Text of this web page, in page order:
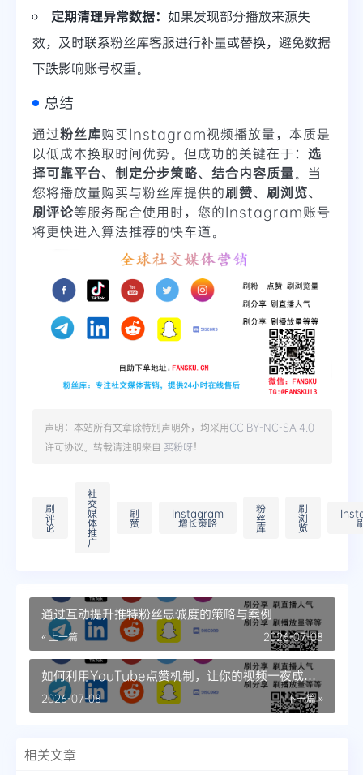
定期清理异常数据： 如果发现部分播放来源失
效，及时联系粉丝库客服进行补量或替换，避免数据
下跌影响账号权重。
总结
通过粉丝库购买Instagram视频播放量，本质是
以低成本换取时间优势。但成功的关键在于： 选
择可靠平台、 制定分步策略、 结合内容质量。当
您将播放量购买与粉丝库提供的刷赞、 刷浏览、
刷评论等服务配合使用时，您的Instagram账号
将更快进入算法推荐的快车道。
声明：本站所有文章除特别声明外，均采用CC BY-NC-SA 4.0
许可协议。转载请注明来自 买粉呀！
刷
评
论
社
交
媒
体
推
广
刷
赞
Instagram
增长策略
粉
丝
库
刷
浏
览
通过互动提升推特粉丝忠诚度的策略与案例
« 上一篇 2026-07-08
如何利用YouTube点赞机制，让你的视频一夜成
名？
下一篇 »
2026-07-08
相关文章